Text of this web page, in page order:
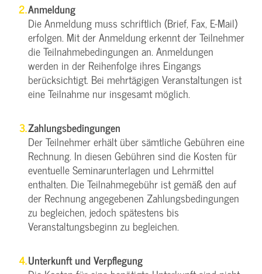
Anmeldung
Die Anmeldung muss schriftlich (Brief, Fax, E-Mail)
erfolgen. Mit der Anmeldung erkennt der Teilnehmer
die Teilnahmebedingungen an. Anmeldungen
werden in der Reihenfolge ihres Eingangs
berücksichtigt. Bei mehrtägigen Veranstaltungen ist
eine Teilnahme nur insgesamt möglich.
Zahlungsbedingungen
Der Teilnehmer erhält über sämtliche Gebühren eine
Rechnung. In diesen Gebühren sind die Kosten für
eventuelle Seminarunterlagen und Lehrmittel
enthalten. Die Teilnahmegebühr ist gemäß den auf
der Rechnung angegebenen Zahlungsbedingungen
zu begleichen, jedoch spätestens bis
Veranstaltungsbeginn zu begleichen.
Unterkunft und Verpflegung